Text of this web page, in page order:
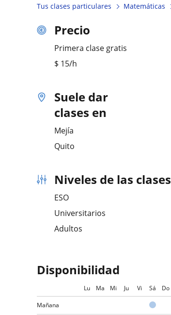
Tus clases particulares Matemáticas
Precio
Primera clase gratis
$ 15/h
Suele dar
clases en
Mejía
Quito
Niveles de las clases
ESO
Universitarios
Adultos
Disponibilidad
Lu Ma Mi Ju Vi Sá Do
Mañana